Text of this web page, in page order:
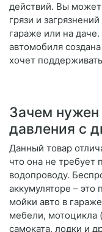
действий. Вы
грязи и
гараже или на
автомобиля
хочет
Зачем
давления с
Данный товар
что она не требует
водопроводу.
аккумуляторе – это
мойки авто в
мебели, мотоцикла
самоката, лодки и